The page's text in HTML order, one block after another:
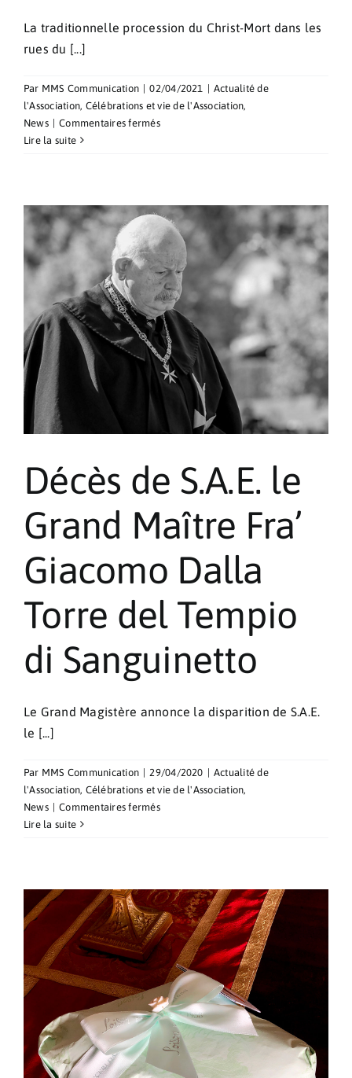
La traditionnelle procession du Christ-Mort dans les
rues du [...]
Par MMS Communication | 02/04/2021 | Actualité de
l'Association, Célébrations et vie de l'Association,
News | Commentaires ferméssur
Lire la suite
Décès de S.A.E. le
Grand Maître Fra’
Giacomo Dalla
Torre del Tempio
di Sanguinetto
Le Grand Magistère annonce la disparition de S.A.E.
le [...]
Par MMS Communication | 29/04/2020 | Actualité de
l'Association, Célébrations et vie de l'Association,
News | Commentaires ferméssur
Grand
Maître
Fra’
Giacomo
Dalla
Torre
del
Tempio
Sanguinetto
Lire la suite